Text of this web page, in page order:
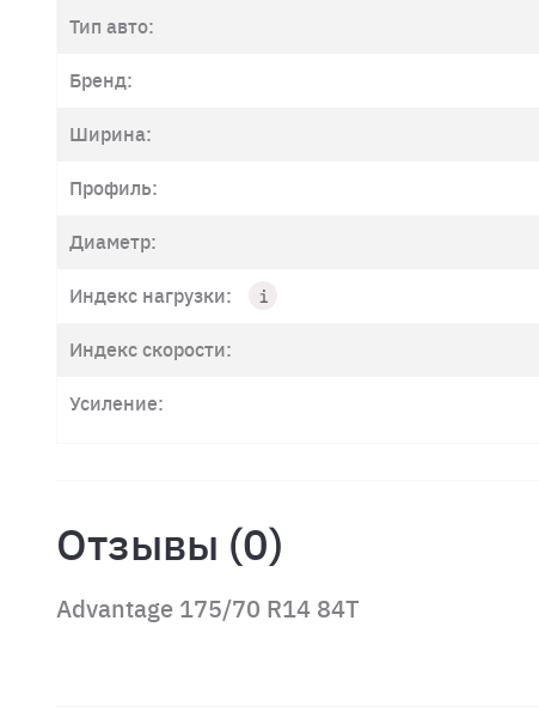
Тип авто:
Бренд:
Ширина:
Профиль:
Диаметр:
Индекс нагрузки:
Индекс скорости:
Усиление:
Отзывы (0)
Advantage 175/70 R14 84T